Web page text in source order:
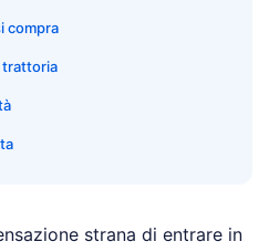
compra
trattoria
strana di entrare in